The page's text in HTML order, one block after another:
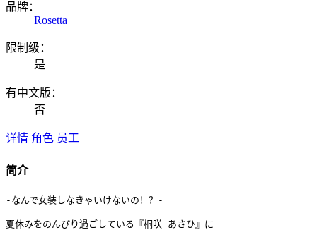
品牌：
Rosetta
限制级：
是
有中文版：
否
详情 角色 员工
简介
-なんで女装しなきゃいけないの！？-
夏休みをのんびり過ごしている『桐咲 あさひ』に